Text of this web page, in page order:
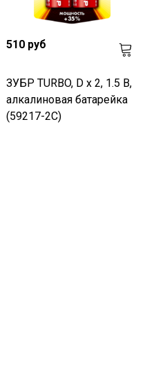
510 руб
ЗУБР TURBO, D х 2, 1.5 В,
алкалиновая батарейка
(59217-2C)